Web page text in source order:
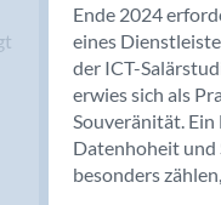
Bendern
Benken (SG)
Bergdietikon
Berlin
Bern
Bern - Liebefeld
Ende 2024
eines
der ICT-
erwies sich als
Souveränität.
Datenhoheit und
besonders